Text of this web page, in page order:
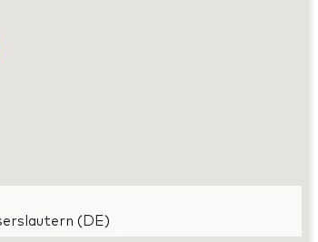
(DE)